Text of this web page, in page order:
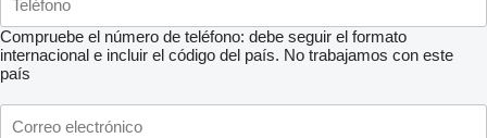
Compruebe el número de teléfono: debe seguir el formato
internacional e incluir el código del país. No trabajamos con este
país